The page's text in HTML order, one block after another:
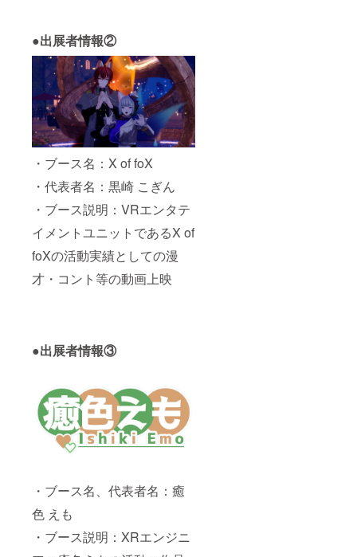
●出展者情報②
・ブース名：X of foX
・代表者名：黒崎 こぎん
・ブース説明：VRエンタテ
イメントユニットであるX of
foXの活動実績としての漫
才・コント等の動画上映
●出展者情報③
・ブース名、代表者名：癒
色 えも
・ブース説明：XRエンジニ